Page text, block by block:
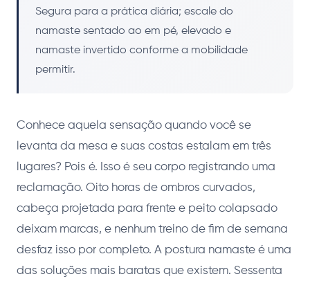
Segura para a prática diária; escale do
namaste sentado ao em pé, elevado e
namaste invertido conforme a mobilidade
permitir.
Conhece aquela sensação quando você se
levanta da mesa e suas costas estalam em três
lugares? Pois é. Isso é seu corpo registrando uma
reclamação. Oito horas de ombros curvados,
cabeça projetada para frente e peito colapsado
deixam marcas, e nenhum treino de fim de semana
desfaz isso por completo. A postura namaste é uma
das soluções mais baratas que existem. Sessenta